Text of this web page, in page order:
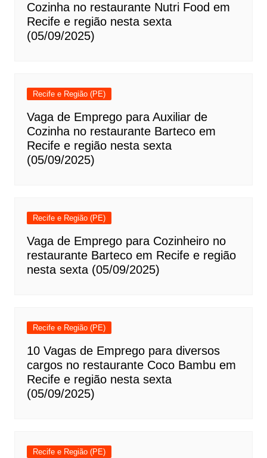
Cozinha no restaurante Nutri Food em
Recife e região nesta sexta
(05/09/2025)
Recife e Região (PE)
Vaga de Emprego para Auxiliar de
Cozinha no restaurante Barteco em
Recife e região nesta sexta
(05/09/2025)
Recife e Região (PE)
Vaga de Emprego para Cozinheiro no
restaurante Barteco em Recife e região
nesta sexta (05/09/2025)
Recife e Região (PE)
10 Vagas de Emprego para diversos
cargos no restaurante Coco Bambu em
Recife e região nesta sexta
(05/09/2025)
Recife e Região (PE)